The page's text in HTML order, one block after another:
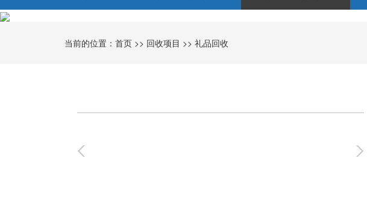
当前的位置：首页 >> 回收项目 >>礼品回收